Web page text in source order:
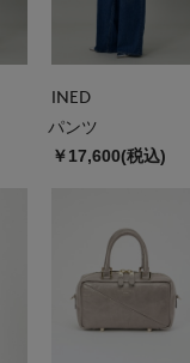
INED
パンツ
￥17,600(税込)